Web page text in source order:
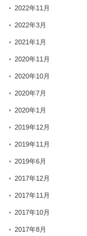
2022年11月
2022年3月
2021年1月
2020年11月
2020年10月
2020年7月
2020年1月
2019年12月
2019年11月
2019年6月
2017年12月
2017年11月
2017年10月
2017年8月